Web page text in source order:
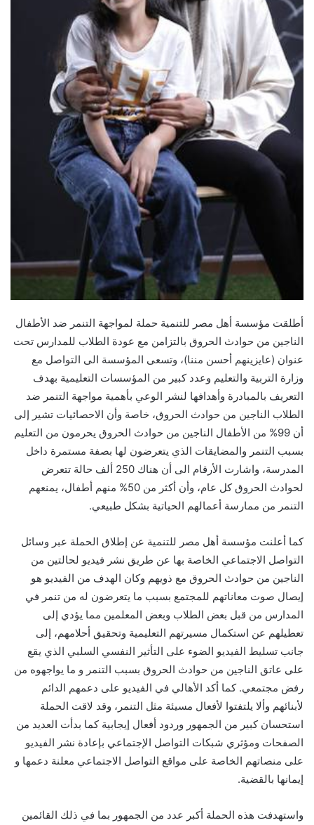
أطلقت مؤسسة أهل مصر للتنمية حملة لمواجهة التنمر ضد الأطفال
الناجين من حوادث الحروق بالتزامن مع عودة الطلاب للمدارس تحت
عنوان (عايزينهم أحسن مننا)، وتسعى المؤسسة الى التواصل مع
وزارة التربية والتعليم وعدد كبير من المؤسسات التعليمية بهدف
التعريف بالمبادرة وأهدافها لنشر الوعي بأهمية مواجهة التنمر ضد
الطلاب الناجين من حوادث الحروق، خاصة وأن الاحصائيات تشير إلى
أن 99% من الأطفال الناجين من حوادث الحروق يحرمون من التعليم
بسبب التنمر والمضايقات الذي يتعرضون لها بصفة مستمرة داخل
المدرسة، واشارت الأرقام الى أن هناك 250 ألف حالة تتعرض
لحوادث الحروق كل عام، وأن أكثر من 50% منهم أطفال، يمنعهم
التنمر من ممارسة أعمالهم الحياتية بشكل طبيعي.
كما أعلنت مؤسسة أهل مصر للتنمية عن إطلاق الحملة عبر وسائل
التواصل الاجتماعي الخاصة بها عن طريق نشر فيديو لحالتين من
الناجين من حوادث الحروق مع ذويهم وكان الهدف من الفيديو هو
إيصال صوت معاناتهم للمجتمع بسبب ما يتعرضون له من تنمر في
المدارس من قبل بعض الطلاب وبعض المعلمين مما يؤدي إلى
تعطيلهم عن استكمال مسيرتهم التعليمية وتحقيق أحلامهم، إلى
جانب تسليط الفيديو الضوء على التأثير النفسي السلبي الذي يقع
على عاتق الناجين من حوادث الحروق بسبب التنمر و ما يواجهوه من
رفض مجتمعي. كما أكد الأهالي في الفيديو على دعمهم الدائم
لأبنائهم وألا يلتفتوا لأفعال مسيئة مثل التنمر، وقد لاقت الحملة
استحسان كبير من الجمهور وردود أفعال إيجابية كما بدأت العديد من
الصفحات ومؤثري شبكات التواصل الإجتماعي بإعادة نشر الفيديو
على منصاتهم الخاصة على مواقع التواصل الاجتماعي معلنة دعمها و
إيمانها بالقضية.
واستهدفت هذه الحملة أكبر عدد من الجمهور بما في ذلك القائمين